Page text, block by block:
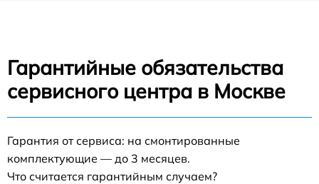
Гарантийные обязательства
сервисного центра в Москве
Гарантия от сервиса: на смонтированные
комплектующие — до 3 месяцев.
Что считается гарантийным случаем?